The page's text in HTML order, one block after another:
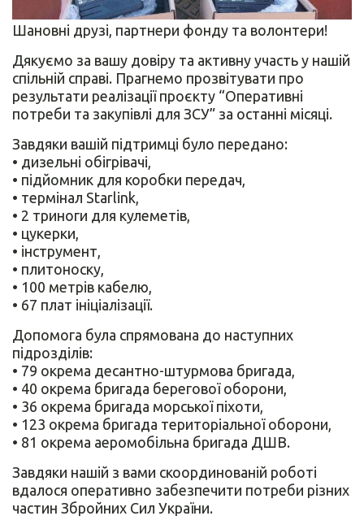
Шановні друзі, партнери фонду та волонтери!
Дякуємо за вашу довіру та активну участь у нашій
спільній справі. Прагнемо прозвітувати про
результати реалізації проєкту “Оперативні
потреби та закупівлі для ЗСУ” за останні місяці.
Завдяки вашій підтримці було передано:
• дизельні обігрівачі,
• підйомник для коробки передач,
• термінал Starlink,
• 2 триноги для кулеметів,
• цукерки,
• інструмент,
• плитоноску,
• 100 метрів кабелю,
• 67 плат ініціалізації.
Допомога була спрямована до наступних
підрозділів:
• 79 окрема десантно-штурмова бригада,
• 40 окрема бригада берегової оборони,
• 36 окрема бригада морської піхоти,
• 123 окрема бригада територіальної оборони,
• 81 окрема аеромобільна бригада ДШВ.
Завдяки нашій з вами скоординованій роботі
вдалося оперативно забезпечити потреби різних
частин Збройних Сил України.